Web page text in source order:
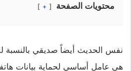
محتويات الصفحة +
نفس الحديث أيضاً صديقي بالنسبة
هي عامل أساسي لحماية بيانات